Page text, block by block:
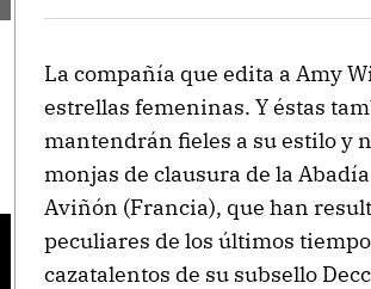
La compañía que edita a Amy
estrellas femeninas. Y éstas
mantendrán fieles a su estilo y
monjas de clausura de la
Aviñón (Francia), que han
peculiares de los últimos
cazatalentos de su subsello